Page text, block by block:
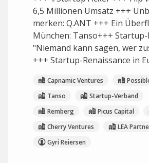
6,5 Millionen Umsatz +++
merken: Q.ANT +++ Ein
München: Tanso+++
"Niemand kann sagen, wer
+++ Startup-Renaissance in
Capnamic Ventures
Tanso
Startup-Verband
Remberg
Picus Capital
Cherry Ventures
LEA
Gyri Reiersen